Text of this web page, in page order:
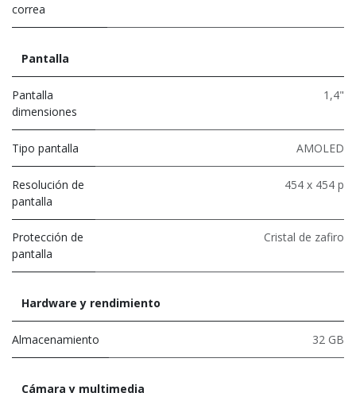
correa
Pantalla
Pantalla
dimensiones
1,4"
Tipo pantalla AMOLED
Resolución de
pantalla
454 x 454 p
Protección de
pantalla
Cristal de zafiro
Hardware y rendimiento
Almacenamiento 32 GB
Cámara y multimedia